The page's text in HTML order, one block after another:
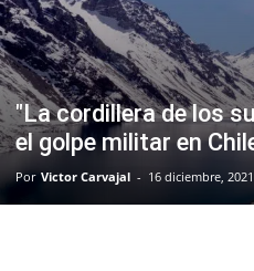
"La cordillera de los
el golpe militar en
Por Victor Carvajal - 16 diciembre, 2021